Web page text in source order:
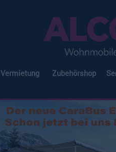
Vermietung Zubehörshop